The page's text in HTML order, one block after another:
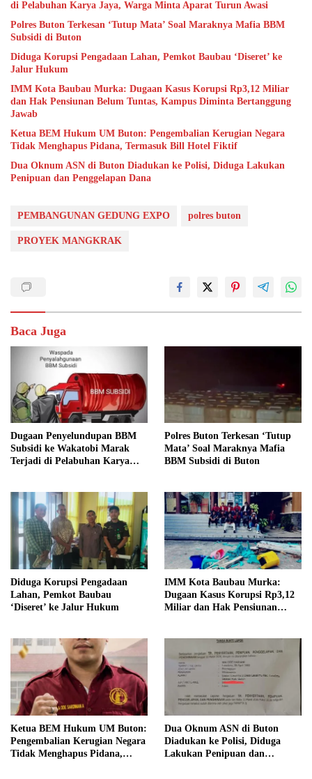
di Pelabuhan Karya Jaya, Warga Minta Aparat Turun Awasi
Polres Buton Terkesan ‘Tutup Mata’ Soal Maraknya Mafia BBM
Subsidi di Buton
Diduga Korupsi Pengadaan Lahan, Pemkot Baubau ‘Diseret’ ke
Jalur Hukum
IMM Kota Baubau Murka: Dugaan Kasus Korupsi Rp3,12 Miliar
dan Hak Pensiunan Belum Tuntas, Kampus Diminta Bertanggung
Jawab
Ketua BEM Hukum UM Buton: Pengembalian Kerugian Negara
Tidak Menghapus Pidana, Termasuk Bill Hotel Fiktif
Dua Oknum ASN di Buton Diadukan ke Polisi, Diduga Lakukan
Penipuan dan Penggelapan Dana
PEMBANGUNAN GEDUNG EXPO polres buton
PROYEK MANGKRAK
Baca Juga
Dugaan Penyelundupan BBM
Subsidi ke Wakatobi Marak
Terjadi di Pelabuhan Karya
Polres Buton Terkesan ‘Tutup
Mata’ Soal Maraknya Mafia
BBM Subsidi di Buton
Diduga Korupsi Pengadaan
Lahan, Pemkot Baubau
‘Diseret’ ke Jalur Hukum
IMM Kota Baubau Murka:
Dugaan Kasus Korupsi Rp3,12
Miliar dan Hak Pensiunan
Ketua BEM Hukum UM Buton:
Pengembalian Kerugian Negara
Tidak Menghapus Pidana,
Dua Oknum ASN di Buton
Diadukan ke Polisi, Diduga
Lakukan Penipuan dan